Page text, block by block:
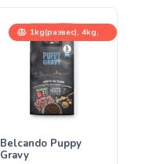
1kg(развес), 4kg,
12,5kg
Belcando Puppy
Gravy